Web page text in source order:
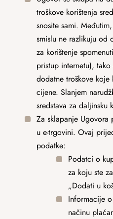
troškove korištenja
snosite sami.
smislu ne razlikuju od
za korištenje
pristup internetu),
dodatne troškove
cijene. Slanjem
sredstava za daljinsku
Za sklapanje
u e-trgovini. Ovaj
podatke:
Podatci o
za koju ste
„Dodati u
Informacije
načinu